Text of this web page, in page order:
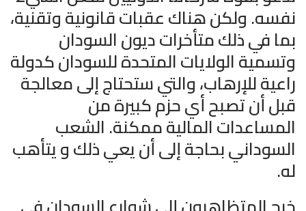
نفسه. ولكن هناك عقبات قانونية وتقنية،
بما في ذلك متأخرات ديون السودان
وتسمية الولايات المتحدة للسودان كدولة
راعية للإرهاب، والتي ستحتاج إلى معالجة
قبل أن تصبح أي حزم كبيرة من
المساعدات المالية ممكنة. الشعب
السوداني بحاجة إلى أن يعي ذلك و يتأهب
له.